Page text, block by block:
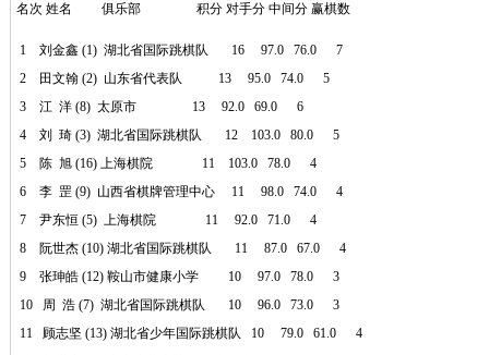
名次 姓名 俱乐部 积分 对手分 中间分 赢棋数
1 刘金鑫 (1) 湖北省国际跳棋队 16 97.0 76.0 7
2 田文翰 (2) 山东省代表队 13 95.0 74.0 5
3 江 洋 (8) 太原市 13 92.0 69.0 6
4 刘 琦 (3) 湖北省国际跳棋队 12 103.0 80.0 5
5 陈 旭 (16) 上海棋院 11 103.0 78.0 4
6 李 罡 (9) 山西省棋牌管理中心 11 98.0 74.0 4
7 尹东恒 (5) 上海棋院 11 92.0 71.0 4
8 阮世杰 (10) 湖北省国际跳棋队 11 87.0 67.0 4
9 张珅皓 (12) 鞍山市健康小学 10 97.0 78.0 3
10 周 浩 (7) 湖北省国际跳棋队 10 96.0 73.0 3
11 顾志坚 (13) 湖北省少年国际跳棋队 10 79.0 61.0 4